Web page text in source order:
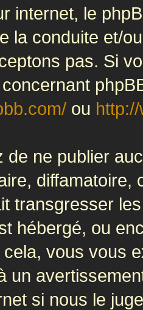
internet, le
la conduite et/
pas. Si
concernant
ou
de ne publier
diffamatoire,
transgresser
hébergé, ou
vous vous
un
si nous le